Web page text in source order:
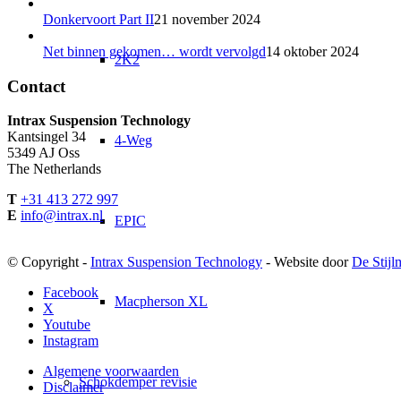
2K2
4-Weg
EPIC
Macpherson XL
Schokdemper revisie
Donkervoort Part II21 november 2024
Net binnen gekomen… wordt vervolgd14 oktober 2024
Contact
Intrax Suspension Technology
Kantsingel 34
5349 AJ Oss
The Netherlands
T +31 413 272 997
E info@intrax.nl
© Copyright - Intrax Suspension Technology - Website doorDe
Facebook
X
Youtube
Instagram
Algemene voorwaarden
Disclaimer